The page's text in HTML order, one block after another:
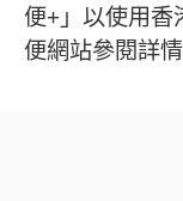
便+」以使用香
便網站參閱詳情